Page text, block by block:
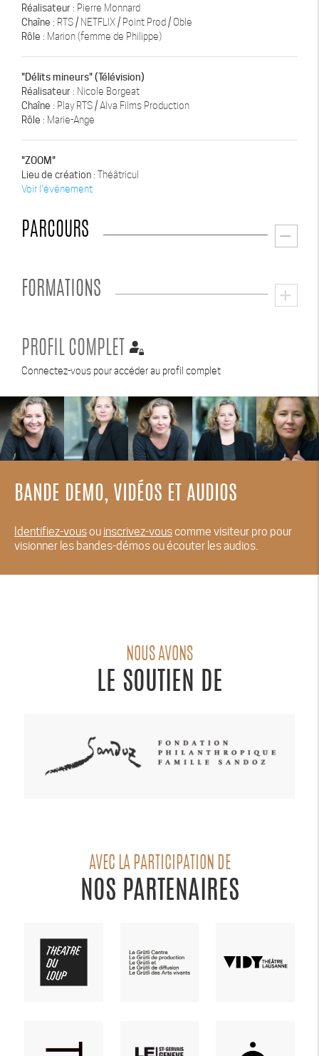
Réalisateur : Pierre Monnard
Chaîne : RTS / NETFLIX / Point Prod / Oble
Rôle : Marion (femme de Philippe)
"Délits mineurs" (Télévision)
Réalisateur : Nicole Borgeat
Chaîne : Play RTS / Alva Films Production
Rôle : Marie-Ange
"ZOOM"
Lieu de création : Théâtricul
Voir l'événement
PARCOURS remove
FORMATIONS add
PROFIL COMPLET
Connectez-vous pour accéder au profil complet
BANDE DEMO, VIDÉOS ET AUDIOS
Identifiez-vousou inscrivez-vouscomme visiteur pro pour
visionner les bandes-démos ou écouter les audios.
NOUS AVONS
LE SOUTIEN DE
AVEC LA PARTICIPATION DE
NOS PARTENAIRES